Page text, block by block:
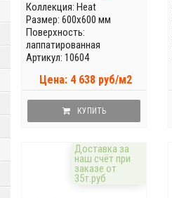
Коллекция: Heat
Размер: 600x600 мм
Поверхность:
лаппатированная
Артикул: 10604
Цена: 4 638 руб/м2
КУПИТЬ
Доставка за
наш счёт при
заказе от
35т.руб